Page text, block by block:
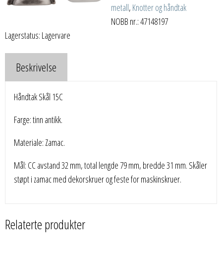
metall, Knotter og håndtak
NOBB nr.: 47148197
Lagerstatus: Lagervare
Beskrivelse
Håndtak Skål 15C
Farge: tinn antikk.
Materiale: Zamac.
Mål: CC avstand 32 mm, total lengde 79 mm, bredde 31 mm. Skåler
støpt i zamac med dekorskruer og feste for maskinskruer.
Relaterte produkter